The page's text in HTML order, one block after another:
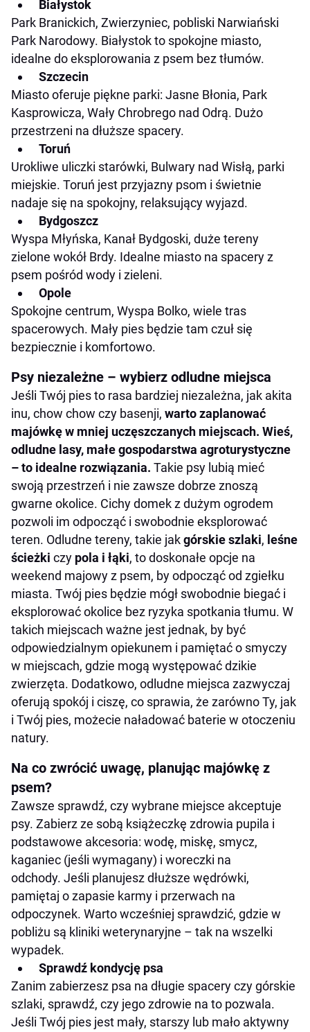
Białystok
Park Branickich, Zwierzyniec, pobliski Narwiański
Park Narodowy. Białystok to spokojne miasto,
idealne do eksplorowania z psem bez tłumów.
Szczecin
Miasto oferuje piękne parki: Jasne Błonia, Park
Kasprowicza, Wały Chrobrego nad Odrą. Dużo
przestrzeni na dłuższe spacery.
Toruń
Urokliwe uliczki starówki, Bulwary nad Wisłą, parki
miejskie. Toruń jest przyjazny psom i świetnie
nadaje się na spokojny, relaksujący wyjazd.
Bydgoszcz
Wyspa Młyńska, Kanał Bydgoski, duże tereny
zielone wokół Brdy. Idealne miasto na spacery z
psem pośród wody i zieleni.
Opole
Spokojne centrum, Wyspa Bolko, wiele tras
spacerowych. Mały pies będzie tam czuł się
bezpiecznie i komfortowo.
Psy niezależne – wybierz odludne miejsca
Jeśli Twój pies to rasa bardziej niezależna, jak akita
inu, chow chow czy basenji, warto zaplanować
majówkę w mniej uczęszczanych miejscach. Wieś,
odludne lasy, małe gospodarstwa agroturystyczne
– to idealne rozwiązania. Takie psy lubią mieć
swoją przestrzeń i nie zawsze dobrze znoszą
gwarne okolice. Cichy domek z dużym ogrodem
pozwoli im odpocząć i swobodnie eksplorować
teren. Odludne tereny, takie jakgórskie szlaki, leśne
ścieżki czy pola i łąki, to doskonałe opcje na
weekend majowy z psem, by odpocząć od zgiełku
miasta. Twój pies będzie mógł swobodnie biegać i
eksplorować okolice bez ryzyka spotkania tłumu. W
takich miejscach ważne jest jednak, by być
odpowiedzialnym opiekunem i pamiętać o smyczy
w miejscach, gdzie mogą występować dzikie
zwierzęta. Dodatkowo, odludne miejsca zazwyczaj
oferują spokój i ciszę, co sprawia, że zarówno Ty, jak
i Twój pies, możecie naładować baterie w otoczeniu
natury.
Na co zwrócić uwagę, planując majówkę z
psem?
Zawsze sprawdź, czy wybrane miejsce akceptuje
psy. Zabierz ze sobą książeczkę zdrowia pupila i
podstawowe akcesoria: wodę, miskę, smycz,
kaganiec (jeśli wymagany) i woreczki na
odchody. Jeśli planujesz dłuższe wędrówki,
pamiętaj o zapasie karmy i przerwach na
odpoczynek. Warto wcześniej sprawdzić, gdzie w
pobliżu są kliniki weterynaryjne – tak na wszelki
wypadek.
Sprawdź kondycję psa
Zanim zabierzesz psa na długie spacery czy górskie
szlaki, sprawdź, czy jego zdrowie na to pozwala.
Jeśli Twój pies jest mały, starszy lub mało aktywny